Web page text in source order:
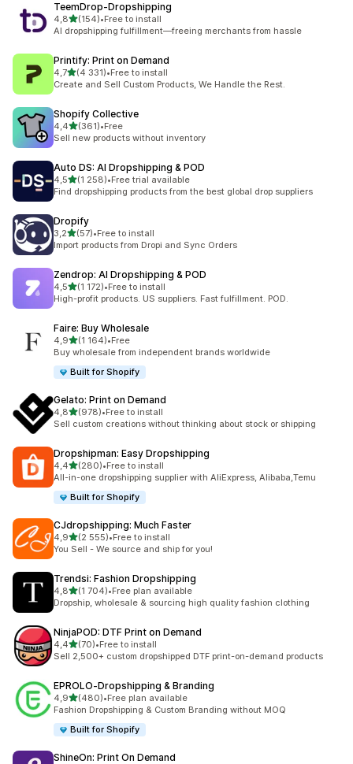
TeemDrop‑Dropshipping
4,8/ 5 tähteä
(154)
154 arvostelua yhteensä
•Free to install
AI dropshipping fulfillment—freeing merchants from hassle
Printify: Print on Demand
4,7/ 5 tähteä
(4 331)
4331 arvostelua yhteensä
•Free to install
Create and Sell Custom Products, We Handle the Rest.
Shopify Collective
4,4/ 5 tähteä
(361)
361 arvostelua yhteensä
•Free
Sell new products without inventory
Auto DS: AI Dropshipping & POD
4,5/ 5 tähteä
(1 258)
1258 arvostelua yhteensä
•Free trial available
Find dropshipping products from the best global drop suppliers
Dropify
3,2/ 5 tähteä
(57)
57 arvostelua yhteensä
•Free to install
Import products from Dropi and Sync Orders
Zendrop: AI Dropshipping & POD
4,5/ 5 tähteä
(1 172)
1172 arvostelua yhteensä
•Free to install
High-profit products. US suppliers. Fast fulfillment. POD.
Faire: Buy Wholesale
4,9/ 5 tähteä
(1 164)
1164 arvostelua yhteensä
•Free
Buy wholesale from independent brands worldwide
Built for Shopify
Gelato: Print on Demand
4,8/ 5 tähteä
(978)
978 arvostelua yhteensä
•Free to install
Sell custom creations without thinking about stock or shipping
Dropshipman: Easy Dropshipping
4,4/ 5 tähteä
(280)
280 arvostelua yhteensä
•Free to install
All-in-one dropshipping supplier with AliExpress, Alibaba,Temu
Built for Shopify
CJdropshipping: Much Faster
4,9/ 5 tähteä
(2 555)
2555 arvostelua yhteensä
•Free to install
You Sell - We source and ship for you!
Trendsi: Fashion Dropshipping
4,8/ 5 tähteä
(1 704)
1704 arvostelua yhteensä
•Free plan available
Dropship, wholesale & sourcing high quality fashion clothing
NinjaPOD: DTF Print on Demand
4,4/ 5 tähteä
(70)
70 arvostelua yhteensä
•Free to install
Sell 2,500+ custom dropshipped DTF print-on-demand products
EPROLO‑Dropshipping & Branding
4,9/ 5 tähteä
(480)
480 arvostelua yhteensä
•Free plan available
Fashion Dropshipping & Custom Branding without MOQ
Built for Shopify
ShineOn: Print On Demand